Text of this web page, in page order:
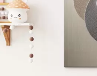
Преміум
Від363
Яскраві, насичені
Стійкість до вицвітання
Безпечне чорнило без
Поверхня з